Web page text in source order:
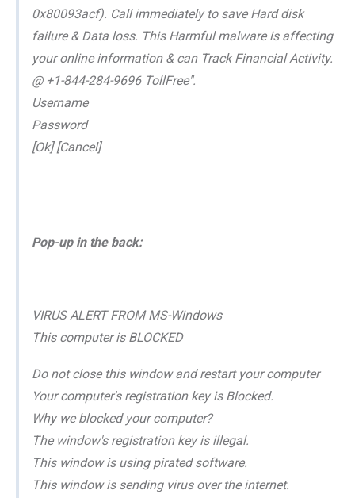
0x80093acf). Call immediately to save Hard disk
failure & Data loss. This Harmful malware is affecting
your online information & can Track Financial Activity.
@ +1-844-284-9696 TollFree".
Username
Password
[Ok] [Cancel]
Pop-up in the back:
VIRUS ALERT FROM MS-Windows
This computer is BLOCKED
Do not close this window and restart your computer
Your computer's registration key is Blocked.
Why we blocked your computer?
The window's registration key is illegal.
This window is using pirated software.
This window is sending virus over the internet.